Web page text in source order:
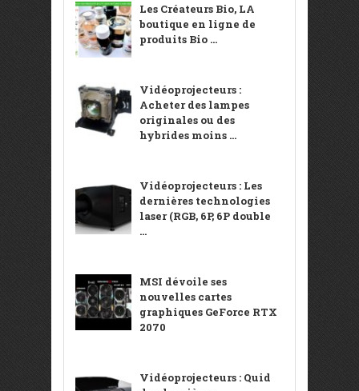
Les Créateurs Bio, LA
boutique en ligne de
produits Bio ...
Vidéoprojecteurs :
Acheter des lampes
originales ou des
hybrides moins ...
Vidéoprojecteurs : Les
dernières technologies
laser (RGB, 6P, 6P double
...
MSI dévoile ses
nouvelles cartes
graphiques GeForce RTX
2070
Vidéoprojecteurs : Quid